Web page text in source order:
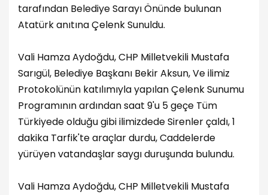
tarafından Belediye Sarayı Önünde bulunan
Atatürk anıtına Çelenk Sunuldu.
Vali Hamza Aydoğdu, CHP Milletvekili Mustafa
Sarıgül, Belediye Başkanı Bekir Aksun, Ve ilimiz
Protokolünün katılımıyla yapılan Çelenk Sunumu
Programının ardından saat 9'u 5 geçe Tüm
Türkiyede olduğu gibi ilimizdede Sirenler çaldı, 1
dakika Tarfik'te araçlar durdu, Caddelerde
yürüyen vatandaşlar saygı duruşunda bulundu.
Vali Hamza Aydoğdu, CHP Milletvekili Mustafa